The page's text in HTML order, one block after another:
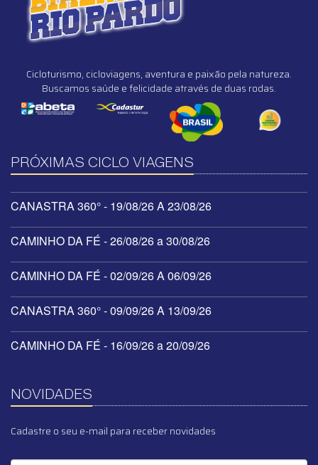
Cicloturismo, cicloviagens, aventura e paixão pela natureza.
Buscamos saúde e felicidade através de duas rodas.
PRÓXIMAS CICLO VIAGENS
CANASTRA 360° - 19/08/26 A 23/08/26
CAMINHO DA FÉ - 26/08/26 a 30/08/26
CAMINHO DA FÉ - 02/09/26 A 06/09/26
CANASTRA 360° - 09/09/26 A 13/09/26
CAMINHO DA FÉ - 16/09/26 a 20/09/26
NOVIDADES
Cadastre o seu e-mail para receber novidades